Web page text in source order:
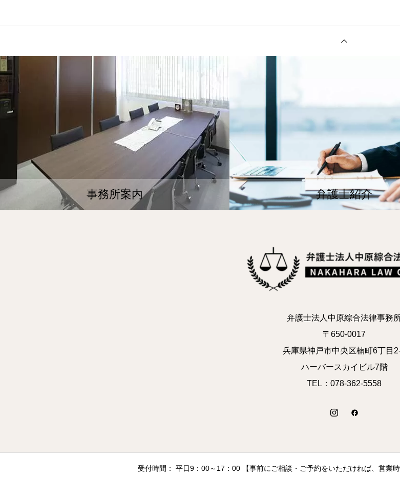
事務所案内 弁護士紹介
弁護士法人中原綜合法律事務
〒650-0017
兵庫県神戸市中央区楠町6丁目
ハーバースカイビル7階
TEL：078-362-5558
受付時間： 平日9：00～17：00 【事前にご相談・ご予約をいただければ、営業